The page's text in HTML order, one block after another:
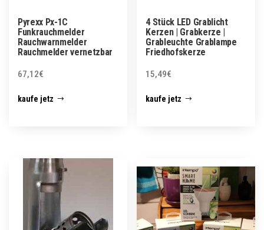
Pyrexx Px-1C
Funkrauchmelder
Rauchwarnmelder
Rauchmelder vernetzbar
67,12€
kaufe jetz
4 Stück LED Grablicht
Kerzen | Grabkerze |
Grableuchte Grablampe
Friedhofskerze
15,49€
kaufe jetz